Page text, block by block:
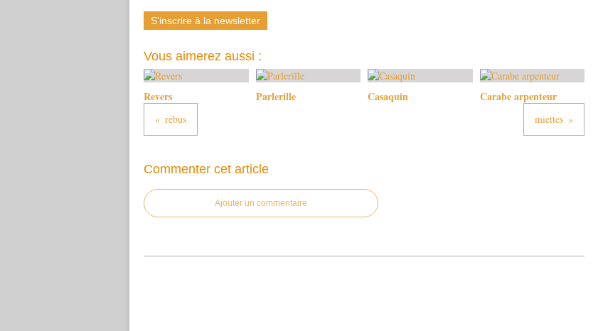
S'inscrire à la newsletter
Vous aimerez aussi :
Revers Parlerille Casaquin Carabe arpenteur
rébus miettes
Commenter cet article
Ajouter un commentaire